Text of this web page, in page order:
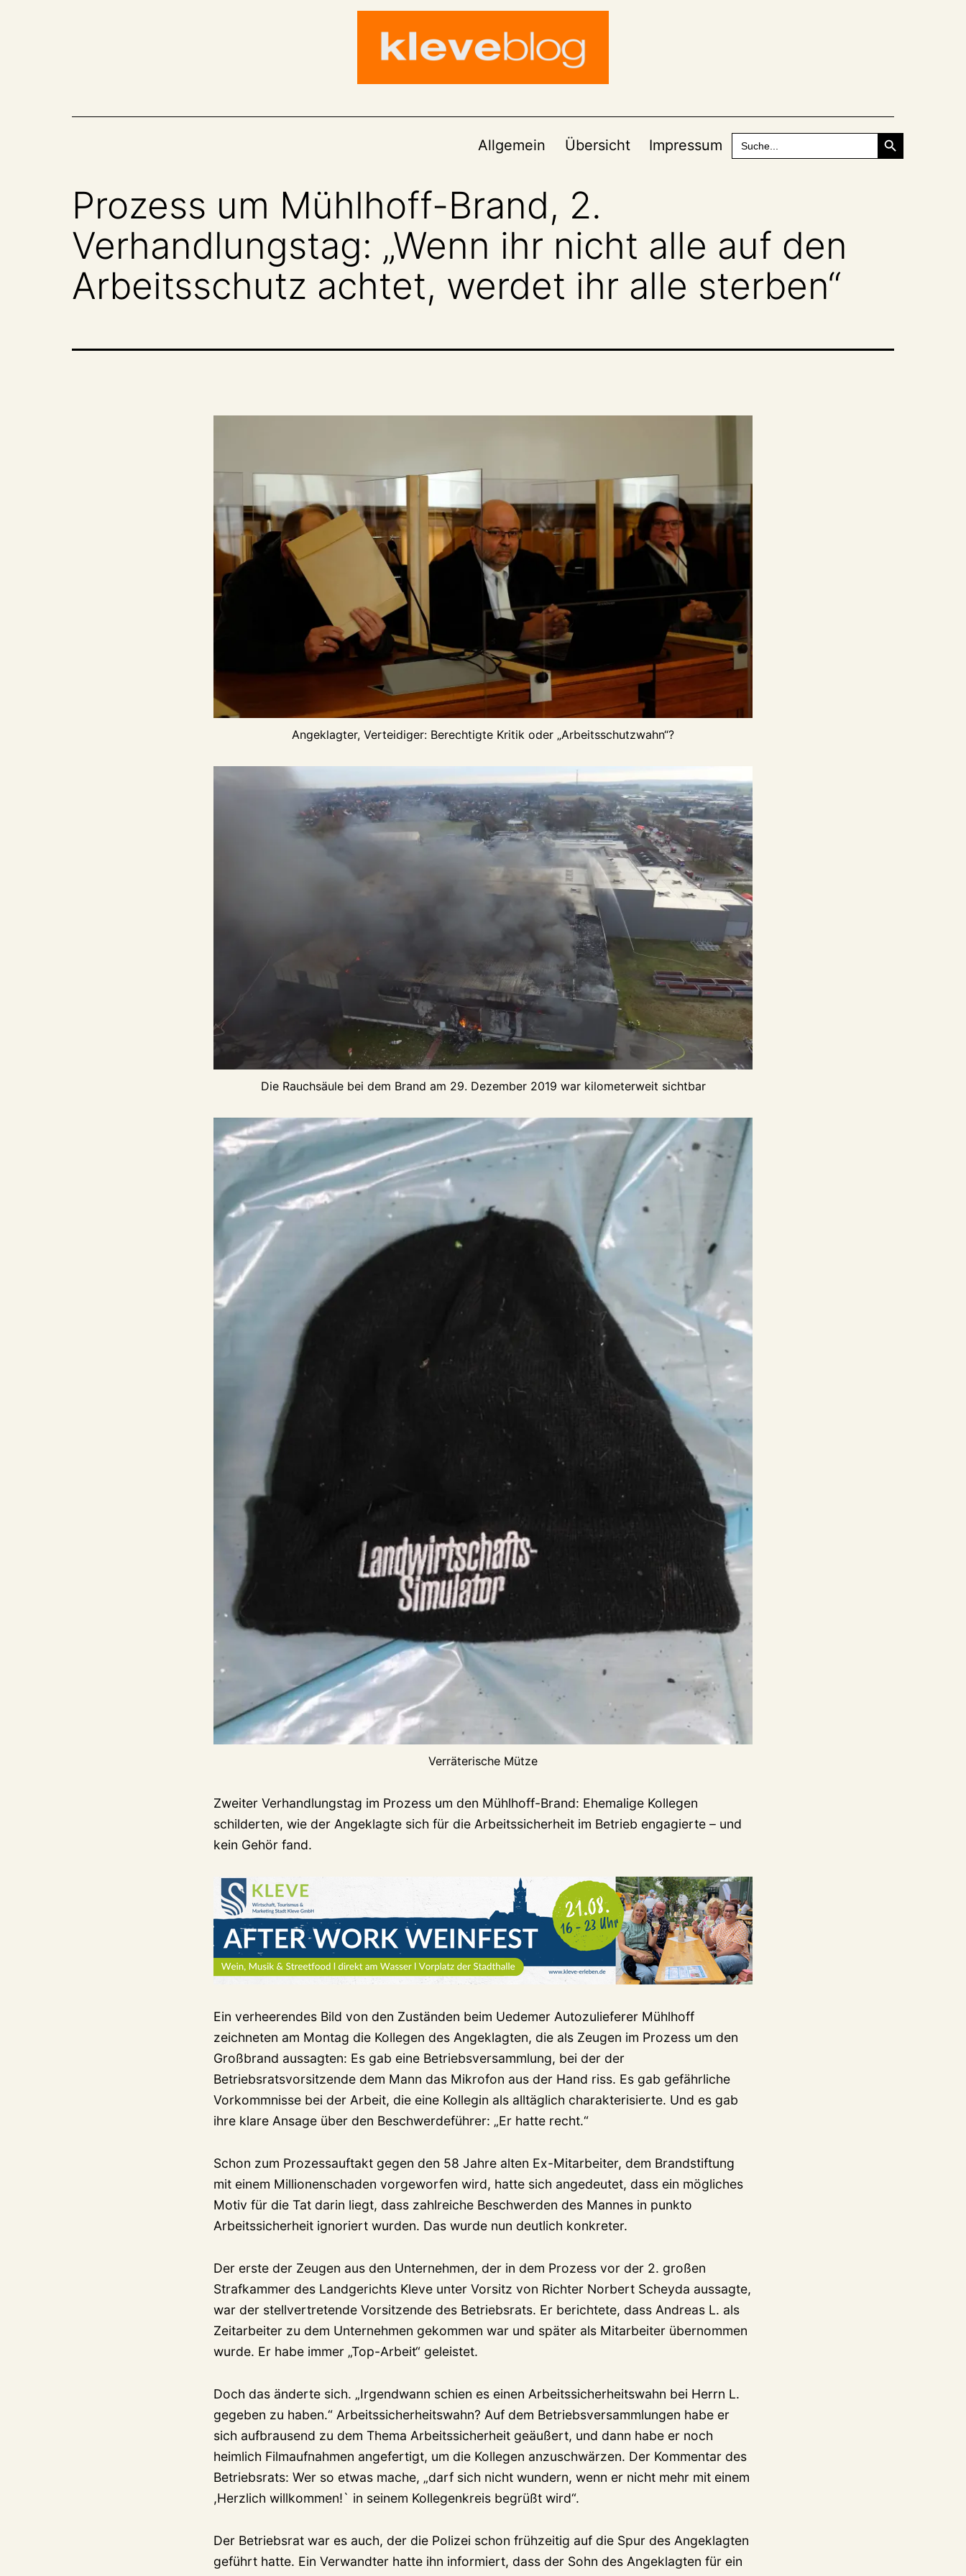
Allgemein Übersicht Impressum
Search
for:
Search Button
Prozess um Mühlhoff-Brand, 2.
Verhandlungstag: „Wenn ihr nicht alle auf den
Arbeitsschutz achtet, werdet ihr alle sterben“
Angeklagter, Verteidiger: Berechtigte Kritik oder „Arbeitsschutzwahn“?
Die Rauchsäule bei dem Brand am 29. Dezember 2019 war kilometerweit sichtbar
Verräterische Mütze
Zweiter Verhandlungstag im Prozess um den Mühlhoff-Brand: Ehemalige Kollegen
schilderten, wie der Angeklagte sich für die Arbeitssicherheit im Betrieb engagierte – und
kein Gehör fand.
Ein verheerendes Bild von den Zuständen beim Uedemer Autozulieferer Mühlhoff
zeichneten am Montag die Kollegen des Angeklagten, die als Zeugen im Prozess um den
Großbrand aussagten: Es gab eine Betriebsversammlung, bei der der
Betriebsratsvorsitzende dem Mann das Mikrofon aus der Hand riss. Es gab gefährliche
Vorkommnisse bei der Arbeit, die eine Kollegin als alltäglich charakterisierte. Und es gab
ihre klare Ansage über den Beschwerdeführer: „Er hatte recht.“
Schon zum Prozessauftakt gegen den 58 Jahre alten Ex-Mitarbeiter, dem Brandstiftung
mit einem Millionenschaden vorgeworfen wird, hatte sich angedeutet, dass ein mögliches
Motiv für die Tat darin liegt, dass zahlreiche Beschwerden des Mannes in punkto
Arbeitssicherheit ignoriert wurden. Das wurde nun deutlich konkreter.
Der erste der Zeugen aus den Unternehmen, der in dem Prozess vor der 2. großen
Strafkammer des Landgerichts Kleve unter Vorsitz von Richter Norbert Scheyda aussagte,
war der stellvertretende Vorsitzende des Betriebsrats. Er berichtete, dass Andreas L. als
Zeitarbeiter zu dem Unternehmen gekommen war und später als Mitarbeiter übernommen
wurde. Er habe immer „Top-Arbeit“ geleistet.
Doch das änderte sich. „Irgendwann schien es einen Arbeitssicherheitswahn bei Herrn L.
gegeben zu haben.“ Arbeitssicherheitswahn? Auf dem Betriebsversammlungen habe er
sich aufbrausend zu dem Thema Arbeitssicherheit geäußert, und dann habe er noch
heimlich Filmaufnahmen angefertigt, um die Kollegen anzuschwärzen. Der Kommentar des
Betriebsrats: Wer so etwas mache, „darf sich nicht wundern, wenn er nicht mehr mit einem
,Herzlich willkommen!` in seinem Kollegenkreis begrüßt wird“.
Der Betriebsrat war es auch, der die Polizei schon frühzeitig auf die Spur des Angeklagten
geführt hatte. Ein Verwandter hatte ihn informiert, dass der Sohn des Angeklagten für ein